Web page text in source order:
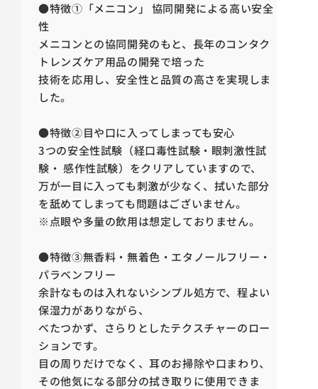
●特徴①「メニコン」 協同開発による高い安全
性
メニコンとの協同開発のもと、長年のコンタク
トレンズケア用品の開発で培った
技術を応用し、安全性と品質の高さを実現しま
した。
●特徴➁目や口に入ってしまっても安心
3つの安全性試験（経口毒性試験・眼刺激性試
験・ 感作性試験）をクリアしていますので、
万が一目に入っても刺激が少なく、拭いた部分
を舐めてしまっても問題はございません。
※点眼や多量の飲用は想定しておりません。
●特徴③無香料・無着色・エタノールフリー・
パラベンフリー
余計なものは入れないシンプル処方で、程よい
保湿力がありながら、
べたつかず、さらりとしたテクスチャーのロー
ションです。
目の周りだけでなく、耳のお掃除や口まわり、
その他気になる部分の拭き取りに使用できま